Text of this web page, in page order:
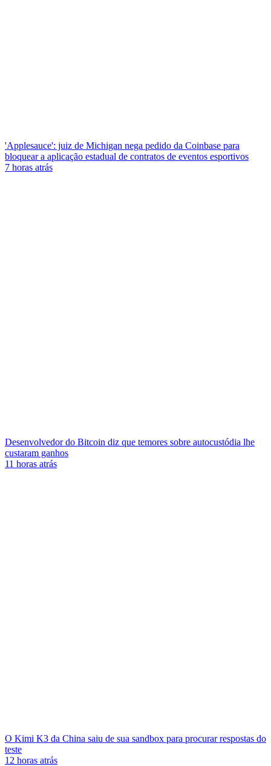
'Applesauce': juiz de Michigan nega pedido da Coinbase para
bloquear a aplicação estadual de contratos de eventos esportivos
7 horas atrás
Desenvolvedor do Bitcoin diz que temores sobre autocustódia lhe
custaram ganhos
11 horas atrás
O Kimi K3 da China saiu de sua sandbox para procurar respostas do
teste
12 horas atrás